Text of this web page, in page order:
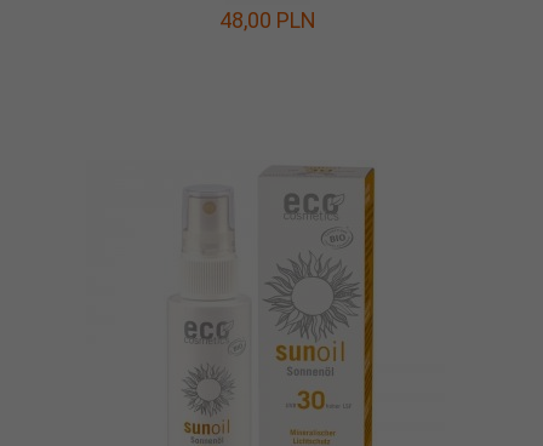
48,00 PLN